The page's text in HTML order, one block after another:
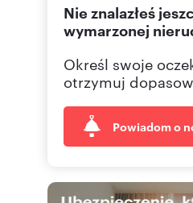
Nie znalazłeś
wymarzonej
Określ swoje
otrzymuj
Powiadom o